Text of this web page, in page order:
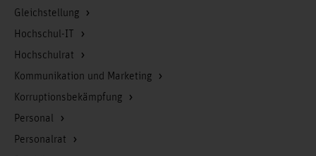
Gleichstellung
Hochschul-IT
Hochschulrat
Kommunikation und Marketing
Korruptionsbekämpfung
Personal
Personalrat